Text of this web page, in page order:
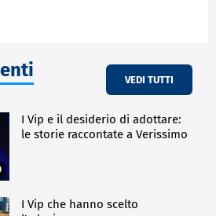
VEDI TUTTI
I Vip e il desiderio di adottare:
le storie raccontate a Verissimo
I Vip che hanno scelto